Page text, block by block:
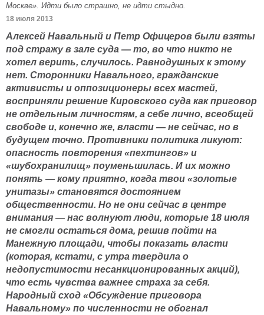
Москве». Идти было страшно, не идти стыдно.
18 июля 2013
Алексей Навальный и Петр Офицеров были взяты
под стражу в зале суда — то, во что никто не
хотел верить, случилось. Равнодушных к этому
нет. Сторонники Навального, гражданские
активисты и оппозиционеры всех мастей,
восприняли решение Кировского суда как приговор
не отдельным личностям, а себе лично, всеобщей
свободе и, конечно же, власти — не сейчас, но в
будущем точно. Противники политика ликуют:
опасность повторения «пехтингов» и
«шубохранилищ» поуменьшилась. И их можно
понять — кому приятно, когда твои «золотые
унитазы» становятся достоянием
общественности. Но не они сейчас в центре
внимания — нас волнуют люди, которые 18 июля
не смогли остаться дома, решив пойти на
Манежную площади, чтобы показать власти
(которая, кстати, с утра твердила о
недопустимости несанкционированных акций),
что есть чувства важнее страха за себя.
Народный сход «Обсуждение приговора
Навальному» по численности не обогнал